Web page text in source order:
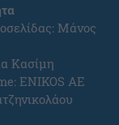
Μάνος
Κασίμη
ENIKOS AE